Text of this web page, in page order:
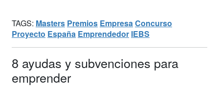
TAGS: Masters Premios Empresa Concurso
Proyecto España Emprendedor IEBS
8 ayudas y subvenciones para
emprender